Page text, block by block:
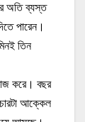
অতি ব্যস্ত
পারেন।
তিন
করে। বছর
আক্কেল